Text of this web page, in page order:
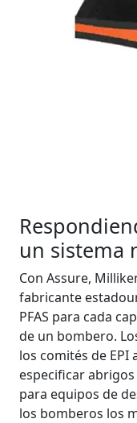
un sistema
Con Assure,
fabricante
PFAS para cada
de un bombero.
los comités de
especificar
para equipos de
los bomberos los